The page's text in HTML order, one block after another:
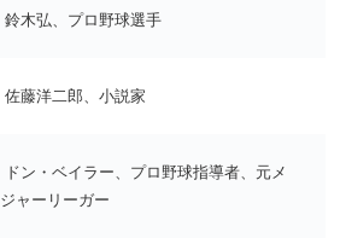
鈴木弘、プロ野球選手
佐藤洋二郎、小説家
ドン・ベイラー、プロ野球指導者、元メ
ジャーリーガー